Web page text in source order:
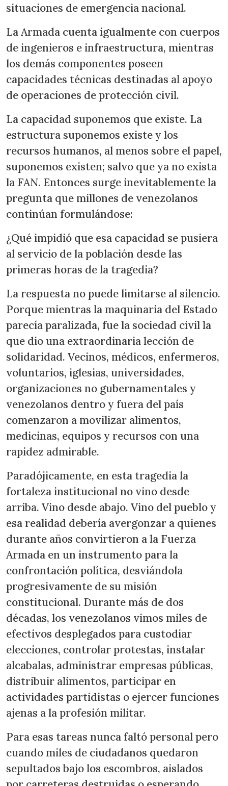
situaciones de emergencia nacional.
La Armada cuenta igualmente con cuerpos
de ingenieros e infraestructura, mientras
los demás componentes poseen
capacidades técnicas destinadas al apoyo
de operaciones de protección civil.
La capacidad suponemos que existe. La
estructura suponemos existe y los
recursos humanos, al menos sobre el papel,
suponemos existen; salvo que ya no exista
la FAN. Entonces surge inevitablemente la
pregunta que millones de venezolanos
continúan formulándose:
¿Qué impidió que esa capacidad se pusiera
al servicio de la población desde las
primeras horas de la tragedia?
La respuesta no puede limitarse al silencio.
Porque mientras la maquinaria del Estado
parecía paralizada, fue la sociedad civil la
que dio una extraordinaria lección de
solidaridad. Vecinos, médicos, enfermeros,
voluntarios, iglesias, universidades,
organizaciones no gubernamentales y
venezolanos dentro y fuera del país
comenzaron a movilizar alimentos,
medicinas, equipos y recursos con una
rapidez admirable.
Paradójicamente, en esta tragedia la
fortaleza institucional no vino desde
arriba. Vino desde abajo. Vino del pueblo y
esa realidad debería avergonzar a quienes
durante años convirtieron a la Fuerza
Armada en un instrumento para la
confrontación política, desviándola
progresivamente de su misión
constitucional. Durante más de dos
décadas, los venezolanos vimos miles de
efectivos desplegados para custodiar
elecciones, controlar protestas, instalar
alcabalas, administrar empresas públicas,
distribuir alimentos, participar en
actividades partidistas o ejercer funciones
ajenas a la profesión militar.
Para esas tareas nunca faltó personal pero
cuando miles de ciudadanos quedaron
sepultados bajo los escombros, aislados